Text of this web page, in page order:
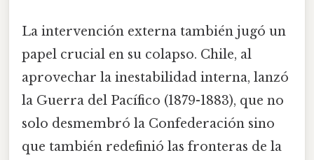
La intervención externa también jugó un
papel crucial en su colapso. Chile, al
aprovechar la inestabilidad interna, lanzó
la Guerra del Pacífico (1879-1883), que no
solo desmembró la Confederación sino
que también redefinió las fronteras de la